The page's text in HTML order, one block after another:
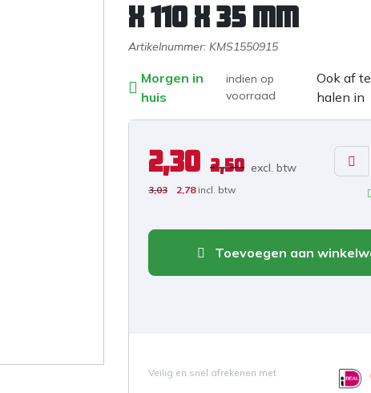
x 110 x 35 mm
Artikelnummer: KMS1550915
Morgen in
huis
indien op
voorraad
Ook af te
halen in
2,30 2,50 excl. btw
3,03 2,78 incl. btw
Toevoegen aan
Veilig en snel afrekenen met